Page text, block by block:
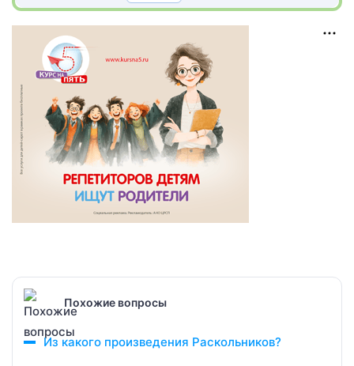
Похожие вопросы
Из какого произведения Раскольников?